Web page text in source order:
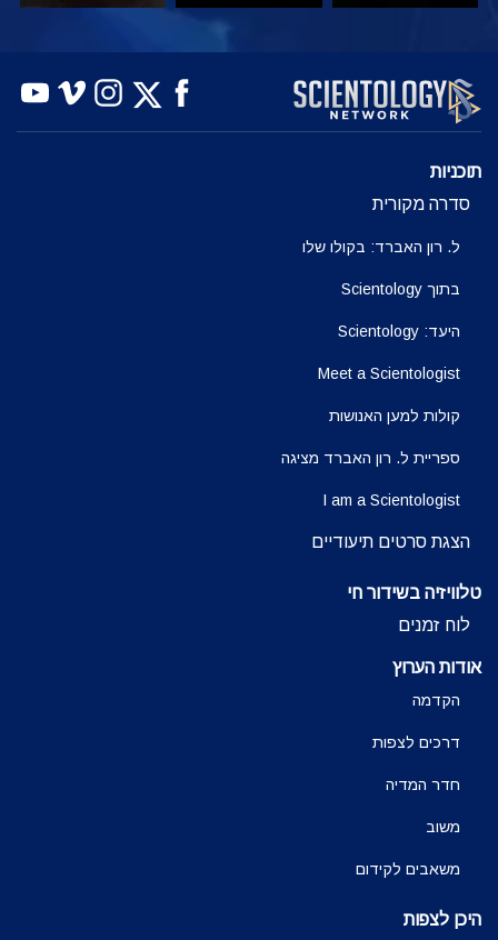
צפה בדוק את הסדרה
תוכניות
סדרה מקורית
ל. רון האברד: בקולו שלו
בתוך Scientology
היעד: Scientology
Meet a Scientologist
קולות למען האנושות
ספריית ל. רון האברד מציגה
I am a Scientologist
הצגת סרטים תיעודיים
טלוויזיה בשידור חי
לוח זמנים
אודות הערוץ
הקדמה
דרכים לצפות
חדר המדיה
משוב
משאבים לקידום
היכן לצפות